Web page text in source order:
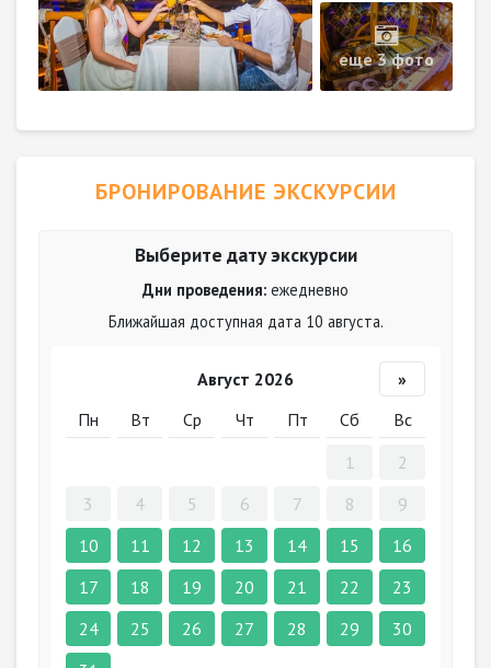
еще 3 фото
БРОНИРОВАНИЕ ЭКСКУРСИИ
Выберите дату экскурсии
Дни проведения: ежедневно
Ближайшая доступная дата 10 августа.
Август 2026
»
Пн
Вт Ср Чт Пт Сб
Вс
1
2
3
4 5 6 7 8
9
10
11 12 13 14 15
16
17
18 19 20 21 22
23
24
25 26 27 28 29
30